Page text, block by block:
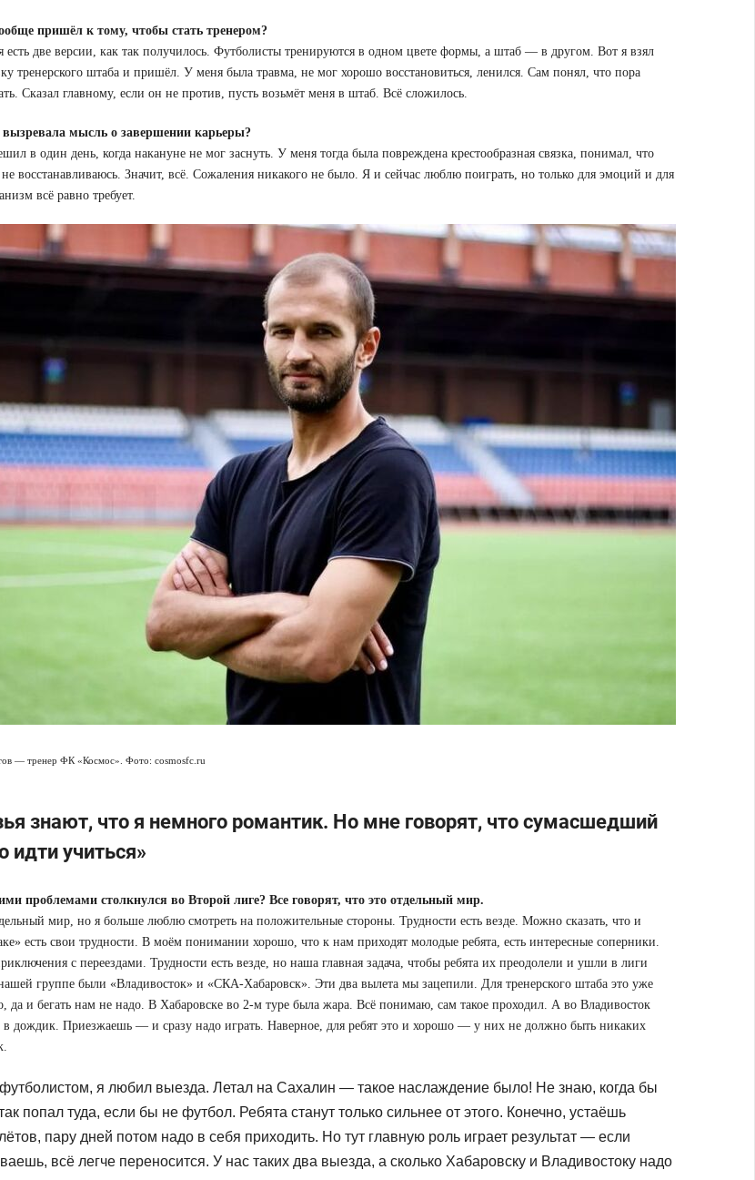
пришёл к тому, чтобы стать тренером?
две версии, как так получилось. Футболисты тренируются в одном цвете формы, а штаб — в другом. Вот я взял
тренерского штаба и пришёл. У меня была травма, не мог хорошо восстановиться, ленился. Сам понял, что пора
Сказал главному, если он не против, пусть возьмёт меня в штаб. Всё сложилось.
мысль о завершении карьеры?
в один день, когда накануне не мог заснуть. У меня тогда была повреждена крестообразная связка, понимал, что
восстанавливаюсь. Значит, всё. Сожаления никакого не было. Я и сейчас люблю поиграть, но только для эмоций и для
всё равно требует.
— тренер ФК «Космос». Фото: cosmosfc.ru
знают, что я немного романтик. Но мне говорят, что сумасшедший
идти учиться»
проблемами столкнулся во Второй лиге? Все говорят, что это отдельный мир.
мир, но я больше люблю смотреть на положительные стороны. Трудности есть везде. Можно сказать, что и
есть свои трудности. В моём понимании хорошо, что к нам приходят молодые ребята, есть интересные соперники.
с переездами. Трудности есть везде, но наша главная задача, чтобы ребята их преодолели и ушли в лиги
группе были «Владивосток» и «СКА-Хабаровск». Эти два вылета мы зацепили. Для тренерского штаба это уже
да и бегать нам не надо. В Хабаровске во 2-м туре была жара. Всё понимаю, сам такое проходил. А во Владивосток
в дождик. Приезжаешь — и сразу надо играть. Наверное, для ребят это и хорошо — у них не должно быть никаких
я любил выезда. Летал на Сахалин — такое наслаждение было! Не знаю, когда бы
попал туда, если бы не футбол. Ребята станут только сильнее от этого. Конечно, устаёшь
пару дней потом надо в себя приходить. Но тут главную роль играет результат — если
всё легче переносится. У нас таких два выезда, а сколько Хабаровску и Владивостоку надо